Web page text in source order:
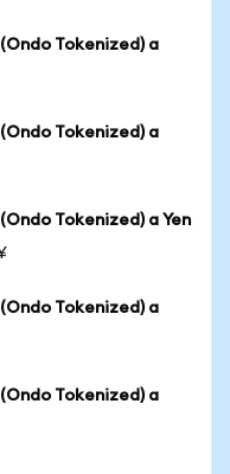
(Ondo Tokenized) a
(Ondo Tokenized) a
Tokenized) a Yen
(Ondo Tokenized) a
(Ondo Tokenized) a